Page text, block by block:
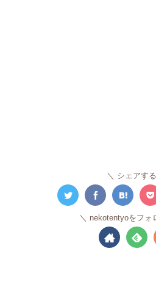
シェアする
nekotentyoをフォ